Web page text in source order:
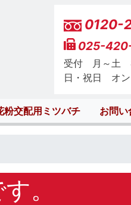
0120-
025-
受付 月～土
日・祝日 オ
粉交配用ミツバチ お問い
。